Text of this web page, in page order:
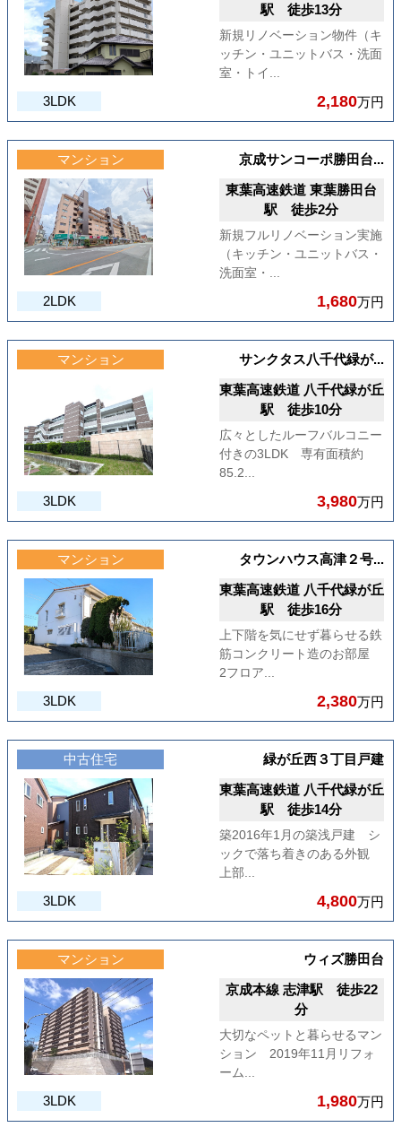
駅 徒歩13分
新規リノベーション物件（キ
ッチン・ユニットバス・洗面
室・トイ...
3LDK 2,180万円
マンション
京成サンコーポ勝田台...
東葉高速鉄道 東葉勝田台
駅 徒歩2分
新規フルリノベーション実施
（キッチン・ユニットバス・
洗面室・...
2LDK 1,680万円
マンション
サンクタス八千代緑が...
東葉高速鉄道 八千代緑が丘
駅 徒歩10分
広々としたルーフバルコニー
付きの3LDK 専有面積約
85.2...
3LDK 3,980万円
マンション
タウンハウス高津２号...
東葉高速鉄道 八千代緑が丘
駅 徒歩16分
上下階を気にせず暮らせる鉄
筋コンクリート造のお部屋
2フロア...
3LDK 2,380万円
中古住宅
緑が丘西３丁目戸建
東葉高速鉄道 八千代緑が丘
駅 徒歩14分
築2016年1月の築浅戸建 シ
ックで落ち着きのある外観
上部...
3LDK 4,800万円
マンション
ウィズ勝田台
京成本線 志津駅 徒歩22
分
大切なペットと暮らせるマン
ション 2019年11月リフォ
ーム...
3LDK 1,980万円